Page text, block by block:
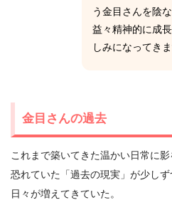
う金目さんを陰
益々精神的に成
しみになってきま
金目さんの過去
これまで築いてきた温かい日常に
恐れていた「過去の現実」が少し
日々が増えてきていた。